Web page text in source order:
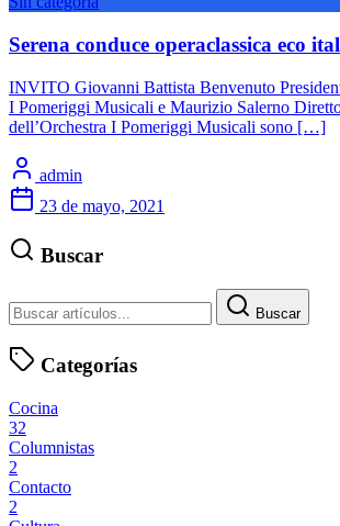
Serena conduce operaclassica eco
INVITO Giovanni Battista Benvenuto
I Pomeriggi Musicali e Maurizio Salerno
dell’Orchestra I Pomeriggi Musicali sono […]
admin
23 de mayo, 2021
Buscar
Buscar
Categorías
Cocina
32
Columnistas
2
Contacto
2